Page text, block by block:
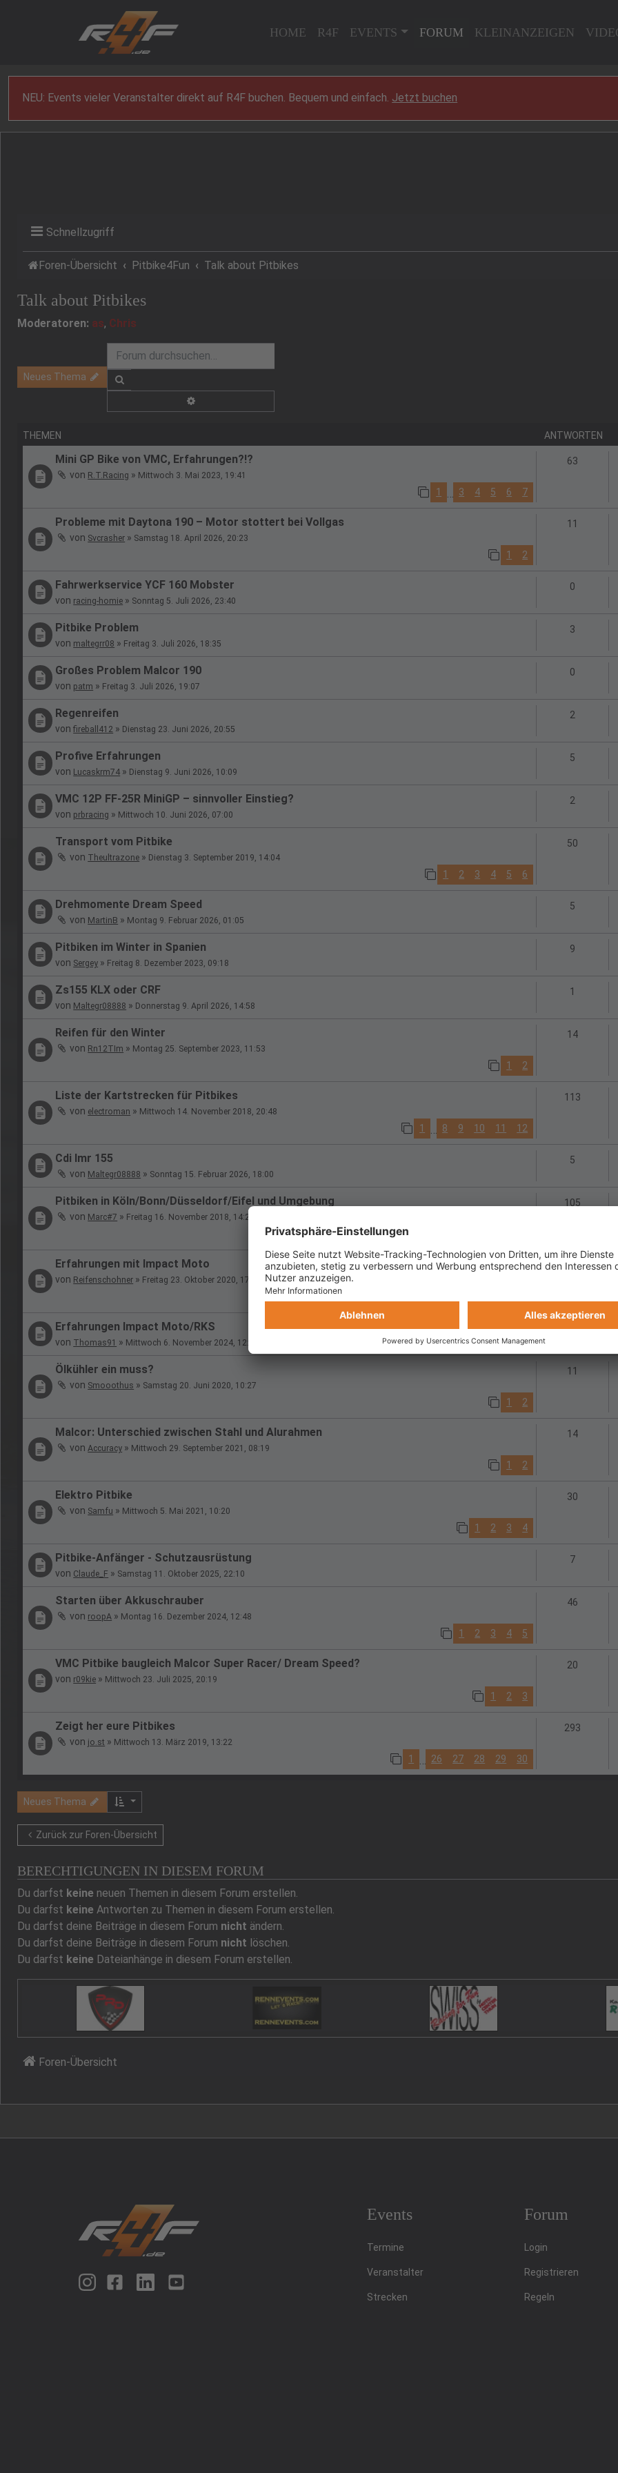
HOME R4F EVENTS FORUM KLEINANZEIGEN
NEU: Events vieler Veranstalter direkt auf R4F buchen. Bequem und einfach. Jetzt buchen
Schnellzugriff
Foren-Übersicht Pitbike4Fun Talk about Pitbikes
Talk about Pitbikes
Moderatoren: as, Chris
Neues Thema
THEMEN ANTWORTEN
Mini GP Bike von VMC, Erfahrungen?!?
von R.T.Racing » Mittwoch 3. Mai 2023, 19:41
1 3 4 5 6 7
63
Probleme mit Daytona 190 – Motor stottert bei Vollgas
von Svcrasher » Samstag 18. April 2026, 20:23
1 2
11
Fahrwerkservice YCF 160 Mobster
von racing-homie » Sonntag 5. Juli 2026, 23:40
0
Pitbike Problem
von maltegrr08 » Freitag 3. Juli 2026, 18:35
3
Großes Problem Malcor 190
von patm » Freitag 3. Juli 2026, 19:07
0
Regenreifen
vonfireball412 » Dienstag 23. Juni 2026, 20:55
2
Profive Erfahrungen
von Lucaskrm74 » Dienstag 9. Juni 2026, 10:09
5
VMC 12P FF-25R MiniGP – sinnvoller Einstieg?
von prbracing » Mittwoch 10. Juni 2026, 07:00
2
Transport vom Pitbike
von Theultrazone » Dienstag 3. September 2019, 14:04
1 2 3 4 5 6
50
Drehmomente Dream Speed
von MartinB » Montag 9. Februar 2026, 01:05
5
Pitbiken im Winter in Spanien
von Sergey » Freitag 8. Dezember 2023, 09:18
9
Zs155 KLX oder CRF
von Maltegr08888 » Donnerstag 9. April 2026, 14:58
1
Reifen für den Winter
von Rn12TIm » Montag 25. September 2023, 11:53
1 2
14
Liste der Kartstrecken für Pitbikes
von electroman » Mittwoch 14. November 2018, 20:48
1 8 9 10 11 12
113
Cdi Imr 155
von Maltegr08888 » Sonntag 15. Februar 2026, 18:00
5
Pitbiken in Köln/Bonn/Düsseldorf/Eifel und Umgebung
von Marc#7 » Freitag 16. November 2018, 14:26
105
Erfahrungen mit Impact Moto
von Reifenschohner » Freitag 23. Oktober 2020, 17:51
19
Erfahrungen Impact Moto/RKS
von Thomas91 » Mittwoch 6. November 2024, 12:21
8
Ölkühler ein muss?
von Smooothus » Samstag 20. Juni 2020, 10:27
1 2
11
Malcor: Unterschied zwischen Stahl und Alurahmen
von Accuracy » Mittwoch 29. September 2021, 08:19
1 2
14
Elektro Pitbike
von Samfu » Mittwoch 5. Mai 2021, 10:20
1 2 3 4
30
Pitbike-Anfänger - Schutzausrüstung
von Claude_F » Samstag 11. Oktober 2025, 22:10
7Antworten
Starten über Akkuschrauber
von roopA » Montag 16. Dezember 2024, 12:48
1 2 3 4 5
46
VMC Pitbike baugleich Malcor Super Racer/ Dream Speed?
von r09kie » Mittwoch 23. Juli 2025, 20:19
1 2 3
20
Zeigt her eure Pitbikes
von jo.st » Mittwoch 13. März 2019, 13:22
1 26 27 28 29 30
293
Neues Thema
Zurück zur Foren-Übersicht
BERECHTIGUNGEN IN DIESEM FORUM
Du darfst keine neuen Themen in diesem Forum erstellen.
Du darfst keine Antworten zu Themen in diesem Forum erstellen.
Du darfst deine Beiträge in diesem Forum nicht ändern.
Du darfst deine Beiträge in diesem Forum nicht löschen.
Du darfst keine Dateianhänge in diesem Forum erstellen.
Foren-Übersicht
Events
Termine
Veranstalter
Strecken
Forum
Login
Registrieren
Regeln